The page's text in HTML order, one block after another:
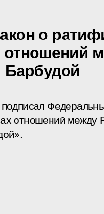
о
отношений
Барбудой
подписал
отношений между